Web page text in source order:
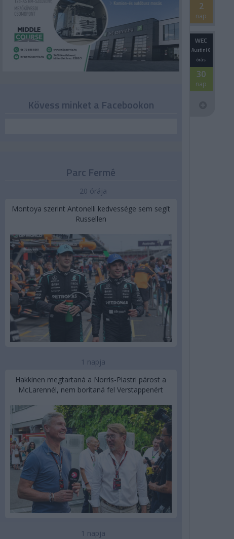
2
nap
WEC
Austini 6
órás
30
nap
Kövess minket a Facebookon
Parc Fermé
20 órája
Montoya szerint Antonelli kedvessége sem segít
Russellen
1 napja
Hakkinen megtartaná a Norris-Piastri párost a
McLarennél, nem borítaná fel Verstappenért
1 napja